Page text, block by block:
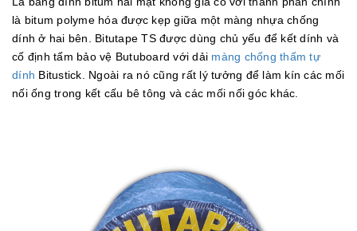
là bitum polyme hóa được kẹp giữa một màng nhựa chống
dính ở hai bên. Bitutape TS được dùng chủ yếu để kết dính và
cố định tấm bảo vệ Butuboard với dải màng chống thấm tự
dính Bitustick. Ngoài ra nó cũng rất lý tưởng để làm kín các mối
nối ống trong kết cấu bê tông và các mối nối góc khác.